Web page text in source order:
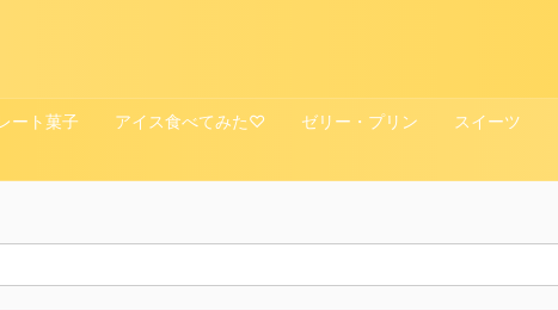
ート菓子 アイス食べてみた♡ ゼリー・プリン スイーツ